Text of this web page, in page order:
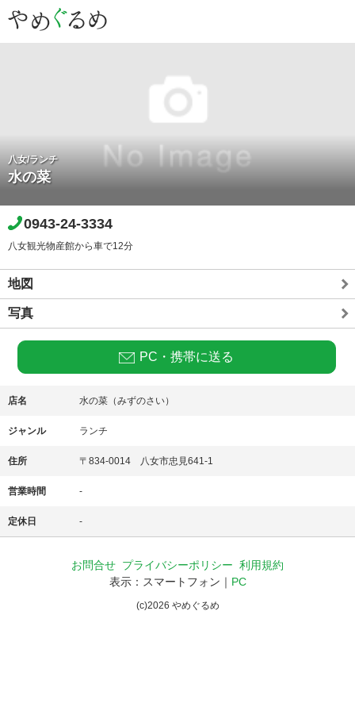
八女/ランチ
水の菜
0943-24-3334
八女観光物産館から車で12分
地図
写真
PC・携帯に送る
店名 水の菜（みずのさい）
ジャンル ランチ
住所 〒834-0014 八女市忠見641-1
営業時間 -
定休日 -
お問合せ プライバシーポリシー 利用規約
表示：スマートフォン｜ PC
(c)2026 やめぐるめ